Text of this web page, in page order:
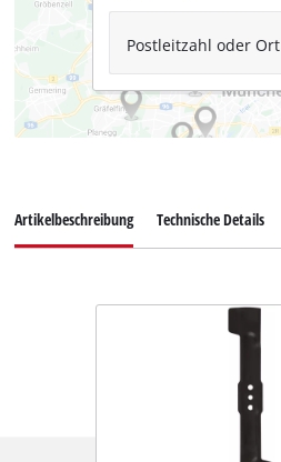
Postleitzahl oder Ort
Artikelbeschreibung Technische Details